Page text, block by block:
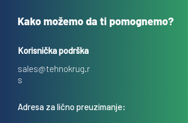
Kako možemo da ti pomognemo?
Korisnička podrška
sales@tehnokrug.r
s
Adresa za lično preuzimanje: